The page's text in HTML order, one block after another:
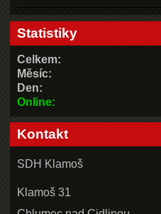
Statistiky
Online:
Celkem:
Měsíc:
Den:
Kontakt
SDH Klamoš
Klamoš 31